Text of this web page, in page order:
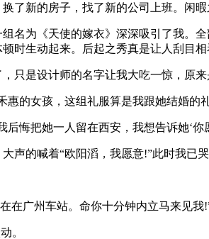
了新的房子，找了新的公司上班。闲
名为《天使的嫁衣》深深吸引了我。
时生动起来。后起之秀真是让人刮目相
只是设计师的名字让我大吃一惊，原来
惠的女孩，这组礼服算是我跟她结婚的
悔把她一人留在西安，我想告诉她‘
声的喊着“欧阳滔，我愿意!”此时我已哭
在广州车站。命你十分钟内立马来见我
。